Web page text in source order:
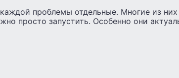
проблемы отдельные. Многие из
просто запустить. Особенно они